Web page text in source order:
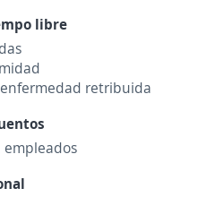
libre
retribuida
empleados